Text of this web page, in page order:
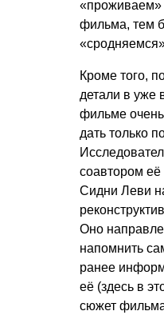
«проживаем»
фильма, тем
Кроме того,
детали в уже
фильме
дать только
соавтором её
Сидни Леви
Оно
напомнить
ранее
её (здесь в
сюжет